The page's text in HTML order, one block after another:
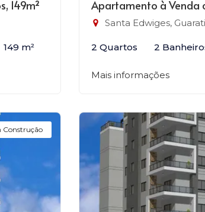
149m²
149 m²
Apartamento à Venda
Santa Edwiges,
2 Quartos 2
Mais informações
Construção